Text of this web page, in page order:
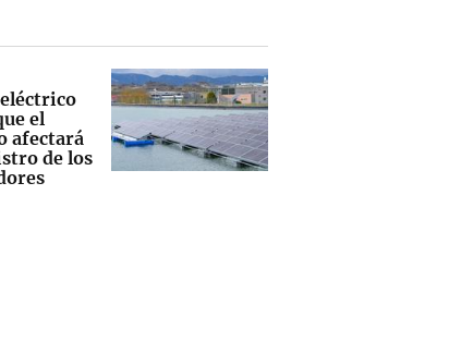
el
afectará
de los